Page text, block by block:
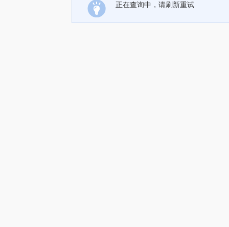
正在查询中，请刷新重试